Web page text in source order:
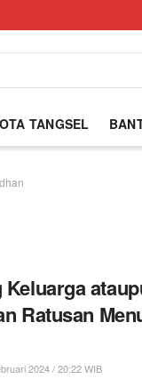
TANGSEL
Ratusan
2024 / 20:22 WIB